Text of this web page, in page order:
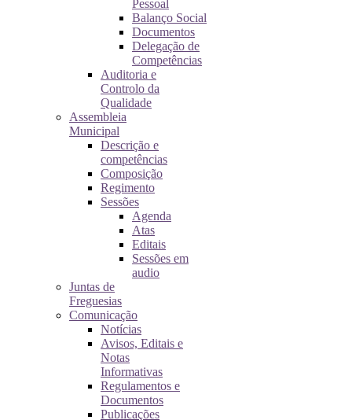
Pessoal
Balanço Social
Documentos
Delegação de
Competências
Auditoria e
Controlo da
Qualidade
Assembleia
Municipal
Descrição e
competências
Composição
Regimento
Sessões
Agenda
Atas
Editais
Sessões em
audio
Juntas de
Freguesias
Comunicação
Notícias
Avisos, Editais e
Notas
Informativas
Regulamentos e
Documentos
Publicações